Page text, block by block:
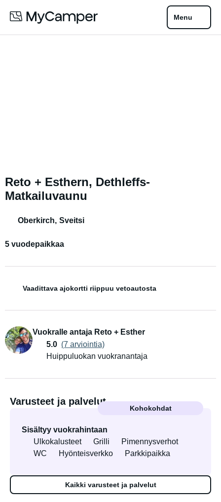
Menu
Reto + Esthern, Dethleffs-
Matkailuvaunu
Oberkirch, Sveitsi
5 vuodepaikkaa
Vaadittava ajokortti riippuu vetoautosta
Vuokralle antaja Reto + Esther
5.0 (7 arviointia)
Huippuluokan vuokranantaja
Varusteet ja palvelut
Kohokohdat
Sisältyy vuokrahintaan
Ulkokalusteet
Grilli
Pimennysverhot
WC
Hyönteisverkko Parkkipaikka
Kaikki varusteet ja palvelut